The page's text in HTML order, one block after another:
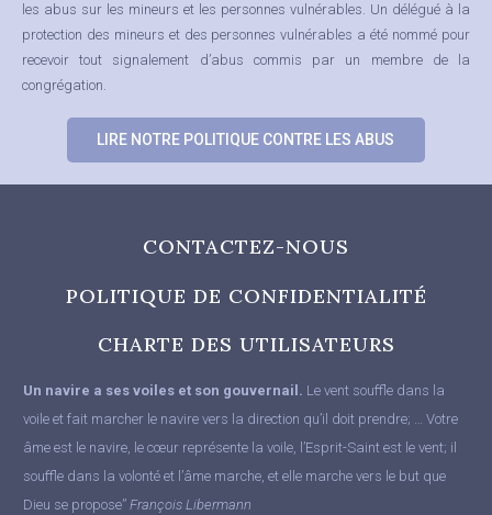
les abus sur les mineurs et les personnes vulnérables. Un délégué à la
protection des mineurs et des personnes vulnérables a été nommé pour
recevoir tout signalement d’abus commis par un membre de la
congrégation.
LIRE NOTRE POLITIQUE CONTRE LES ABUS
CONTACTEZ-NOUS
POLITIQUE DE CONFIDENTIALITÉ
CHARTE DES UTILISATEURS
Un navire a ses voiles et son gouvernail. Le vent souffle dans la
voile et fait marcher le navire vers la direction qu’il doit prendre; … Votre
âme est le navire, le cœur représente la voile, l’Esprit-Saint est le vent; il
souffle dans la volonté et l’âme marche, et elle marche vers le but que
Dieu se propose” François Libermann